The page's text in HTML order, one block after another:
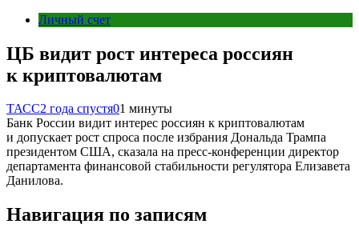
Личный счет
ЦБ видит рост интереса россиян
к криптовалютам
ТАСС2 года спустя01 минуты
Банк России видит интерес россиян к криптовалютам
и допускает рост спроса после избрания Дональда Трампа
президентом США, сказала на пресс-конференции директор
департамента финансовой стабильности регулятора Елизавета
Данилова.
Навигация по записям